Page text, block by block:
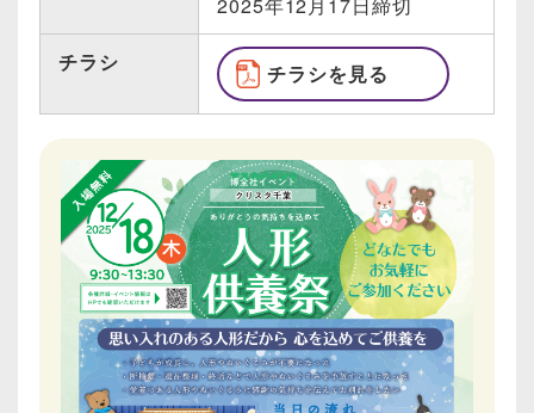
チラシ チラシを見る